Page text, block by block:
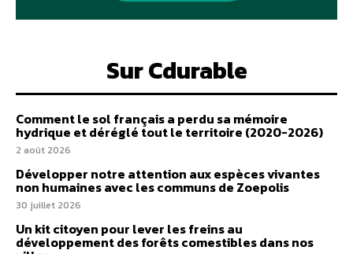
Sur Cdurable
Comment le sol français a perdu sa mémoire
hydrique et déréglé tout le territoire (2020-2026)
2 août 2026
Développer notre attention aux espèces vivantes
non humaines avec les communs de Zoepolis
30 juillet 2026
Un kit citoyen pour lever les freins au
développement des forêts comestibles dans nos